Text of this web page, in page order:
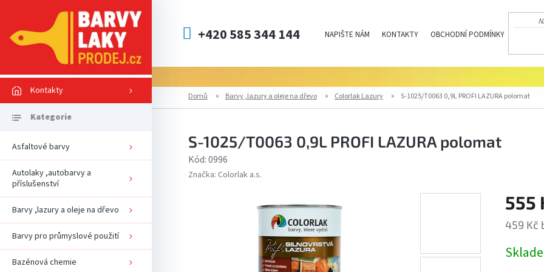
+420 585 344 144 NAPIŠTE NÁM KONTAKTY OBCHODNÍ PODMÍNKY
Kontakty
Asfaltové barvy
Autolaky ,autobarvy a
příslušenství
Barvy ,lazury a oleje na dřevo
Barvy pro průmyslové použití
Bazénová chemie
Domů Barvy ,lazury a oleje na dřevo Colorlak Lazury S-1025/T0063 0,9L PROFI LAZURA polomat
S-1025/T0063 0,9L PROFI LAZURA polomat
Kód:0996
Značka: Colorlak a.s.
555
459 Kč
cena: